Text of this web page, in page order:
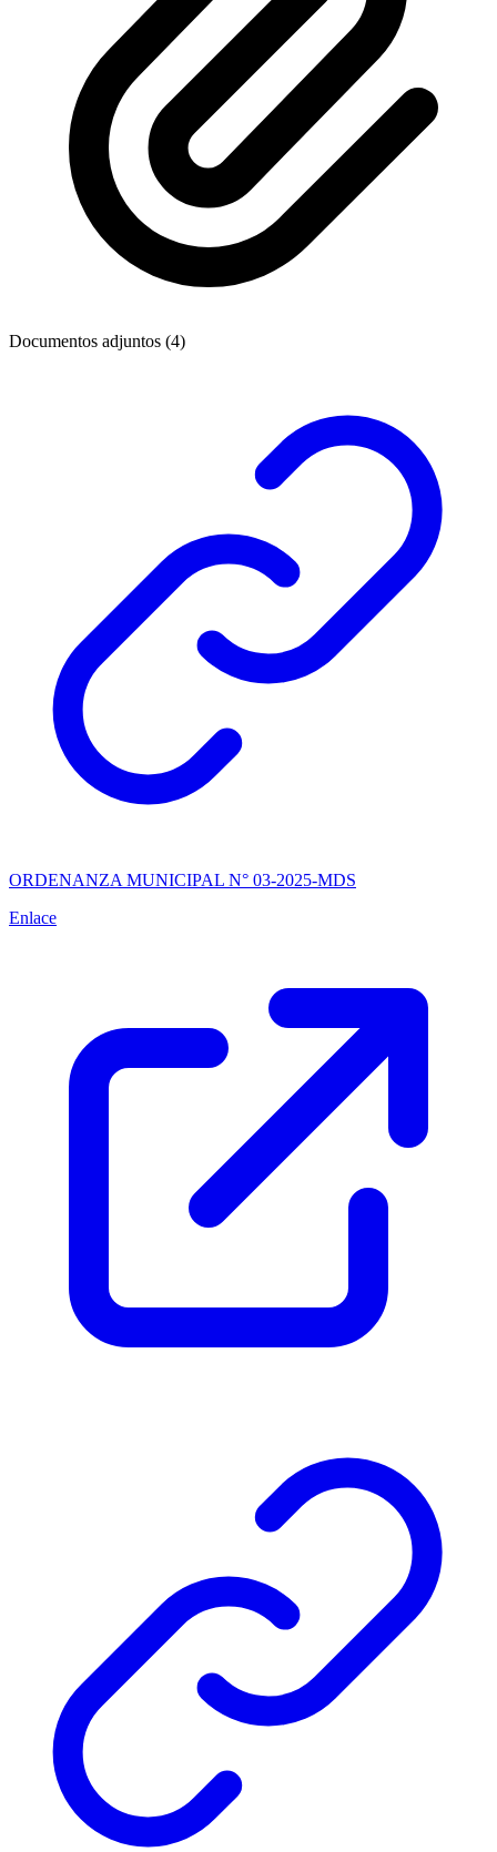
Documentos adjuntos (4)
ORDENANZA MUNICIPAL N° 03-2025-MDS
Enlace